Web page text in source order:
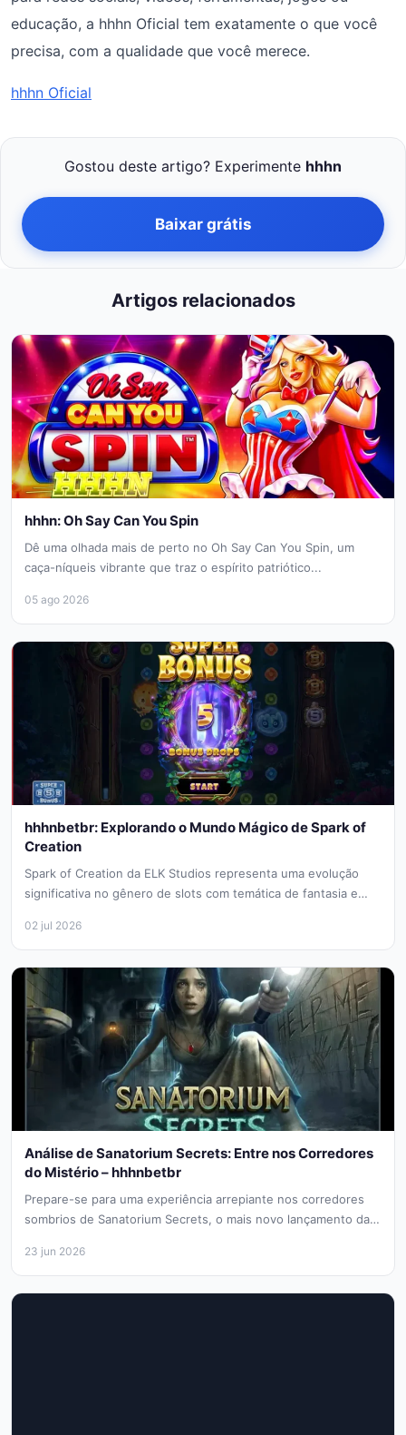
educação, a hhhn Oficial tem exatamente o que você
precisa, com a qualidade que você merece.
hhhn Oficial
Gostou deste artigo? Experimente hhhn
Baixar grátis
Artigos relacionados
hhhn: Oh Say Can You Spin
Dê uma olhada mais de perto no Oh Say Can You Spin, um
caça-níqueis vibrante que traz o espírito patriótico...
05 ago 2026
hhhnbetbr: Explorando o Mundo Mágico de Spark of
Creation
Spark of Creation da ELK Studios representa uma evolução
significativa no gênero de slots com temática de fantasia e
02 jul 2026
Análise de Sanatorium Secrets: Entre nos Corredores
do Mistério – hhhnbetbr
Prepare-se para uma experiência arrepiante nos corredores
sombrios de Sanatorium Secrets, o mais novo lançamento da
23 jun 2026